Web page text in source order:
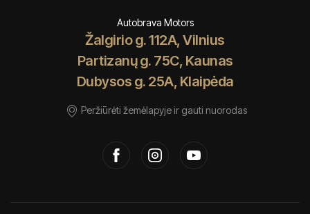
Autobrava Motors
Žalgirio g. 112A, Vilnius
Partizanų g. 75C, Kaunas
Dubysos g. 25A, Klaipėda
Peržiūrėti žemėlapyje ir gauti nuorodas